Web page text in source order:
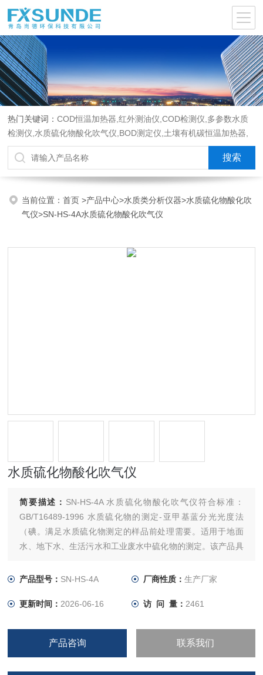
热门关键词：COD恒温加热器,红外测油仪,COD检测仪,多参数水质
检测仪,水质硫化物酸化吹气仪,BOD测定仪,土壤有机碳恒温加热器,
液液萃取器,COD消解回流仪,水质采样器
当前位置：首页>产品中心>水质类分析仪器>水质硫化物酸化吹
气仪>SN-HS-4A水质硫化物酸化吹气仪
水质硫化物酸化吹气仪
简要描述： SN-HS-4A 水质硫化物酸化吹气仪符合标准：
GB/T16489-1996 水质硫化物的测定-亚甲基蓝分光光度法
（碘。满足水质硫化物测定的样品前处理需要。适用于地面
水、地下水、生活污水和工业废水中硫化物的测定。该产品具
产品型号： SN-HS-4A 厂商性质： 生产厂家
更新时间： 2026-06-16 访 问 量： 2461
产品咨询 联系我们